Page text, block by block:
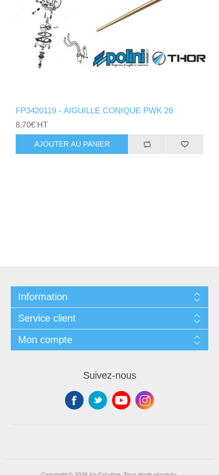
FP3420119 - AIGUILLE CONIQUE PWK 28
8,70€ HT
AJOUTER AU PANIER
Information
Service client
Mon compte
Suivez-nous